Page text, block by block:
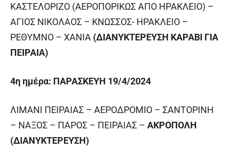
ΚΑΣΤΕΛΟΡΙΖΟ (ΑΕΡΟΠΟΡΙΚΩΣ ΑΠΟ ΗΡΑΚΛΕΙΟ) –
ΑΓΙΟΣ ΝΙΚΟΛΑΟΣ – ΚΝΩΣΣΟΣ- ΗΡΑΚΛΕΙΟ –
ΡΕΘΥΜΝΟ – ΧΑΝΙΑ (ΔΙΑΝΥΚΤΕΡΕΥΣΗ ΚΑΡΑΒΙ ΓΙΑ
ΠΕΙΡΑΙΑ)
4η ημέρα: ΠΑΡΑΣΚΕΥΗ 19/4/2024
ΛΙΜΑΝΙ ΠΕΙΡΑΙΑΣ – ΑΕΡΟΔΡΟΜΙΟ – ΣΑΝΤΟΡΙΝΗ
– ΝΑΞΟΣ – ΠΑΡΟΣ – ΠΕΙΡΑΙΑΣ – ΑΚΡΟΠΟΛΗ
(ΔΙΑΝΥΚΤΕΡΕΥΣΗ)